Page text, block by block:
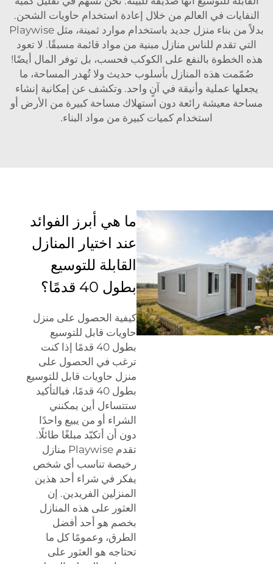
النفايات في العالم من خلال إعادة استخدام حاويات الشحن.
بدلاً من بناء منزل جديد باستخدام موارد ثمينة، مثل Playwise
التي تقدم للناس منازل مبنية من مواد قائمة مسبقًا. لا تعود
هذه الخطوة بالنفع على الكوكب فحسب، بل توفر المال أيضًا!
صُمّمت هذه المنازل بأسلوب حديث ولا تُهدر المساحة، ما
يجعلها عملية وأنيقة في آنٍ واحد. وتكشف عن إمكانية إنشاء
مساحة معيشة رائعة دون استهلاك مساحة كبيرة من الأرض أو
استخدام كميات كبيرة من مواد البناء.
ما هي أبرز الفوائد
عند اختيار المنازل
القابلة للتوسيع
بطول 40 قدمًا؟
كيفية الحصول على منزل
حاويات قابل للتوسيع
بطول 40 قدمًا إذا كنت
ترغب في الحصول على
منزل حاويات قابل للتوسيع
بطول 40 قدمًا، فبالتأكيد
ستتساءل أين يمكنني
الشراء أو من يبيع واحدًا
دون أن أتكبّد مبلغًا طائلًا.
تقدم Playwise منازل
رخيصة تناسب أي شخص
يفكر في شراء أحد هذين
المنزلين الفريدين. إن
العثور على هذه المنازل
بخصم هو أحد أفضل
الطرق، وعمومًا كل ما
تحتاجه هو العثور على